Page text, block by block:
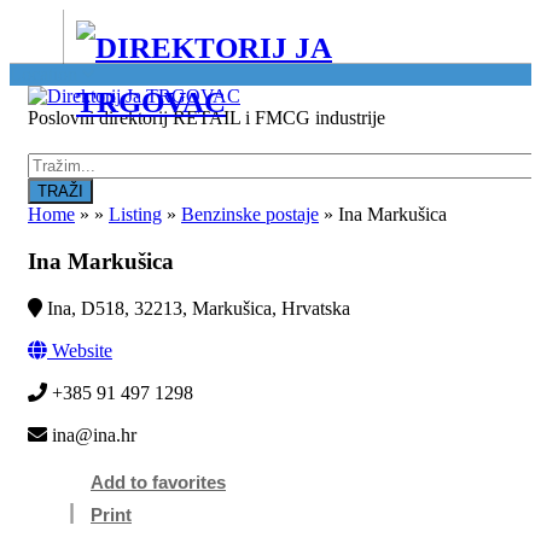
Poslovni direktorij RETAIL i FMCG industrije
Home » » Listing » Benzinske postaje » Ina Markušica
Ina Markušica
Ina, D518, 32213, Markušica, Hrvatska
Website
+385 91 497 1298
ina@ina.hr
Add to favorites
Print